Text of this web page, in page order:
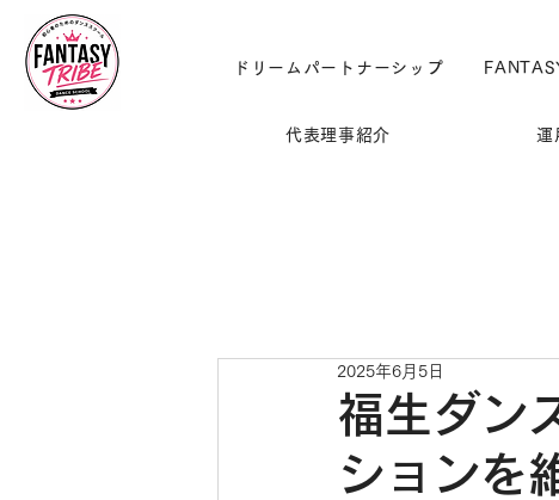
ドリームパートナーシップ
代表理事紹介 運
福生ダン
ションを
2025年6月5日